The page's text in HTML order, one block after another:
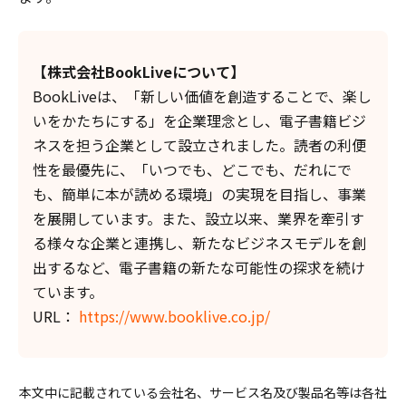
【株式会社BookLiveについて】
BookLiveは、「新しい価値を創造することで、楽し
いをかたちにする」を企業理念とし、電子書籍ビジ
ネスを担う企業として設立されました。読者の利便
性を最優先に、「いつでも、どこでも、だれにで
も、簡単に本が読める環境」の実現を目指し、事業
を展開しています。また、設立以来、業界を牽引す
る様々な企業と連携し、新たなビジネスモデルを創
出するなど、電子書籍の新たな可能性の探求を続け
ています。
URL： https://www.booklive.co.jp/
本文中に記載されている会社名、サービス名及び製品名等は各社